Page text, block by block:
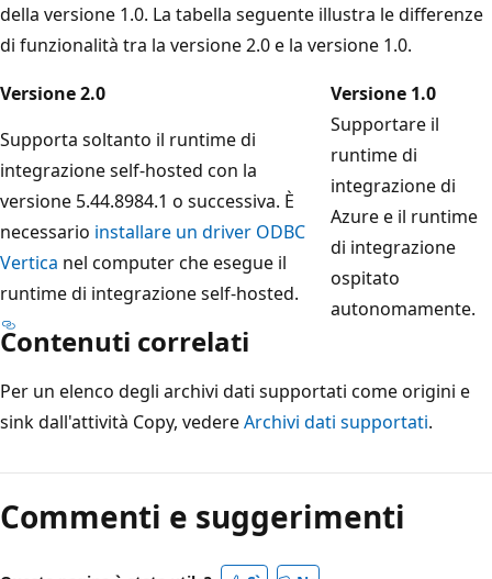
della versione 1.0. La tabella seguente illustra le differenze
di funzionalità tra la versione 2.0 e la versione 1.0.
Versione 2.0
Versione 1.0
Supporta soltanto il runtime di
integrazione self-hosted con la
versione 5.44.8984.1 o successiva. È
necessario installare un driver ODBC
Vertica nel computer che esegue il
runtime di integrazione self-hosted.
Supportare il
runtime di
integrazione di
Azure e il runtime
di integrazione
ospitato
autonomamente.
Contenuti correlati
Per un elenco degli archivi dati supportati come origini e
sink dall'attività Copy, vedereArchivi dati supportati.
Commenti e suggerimenti